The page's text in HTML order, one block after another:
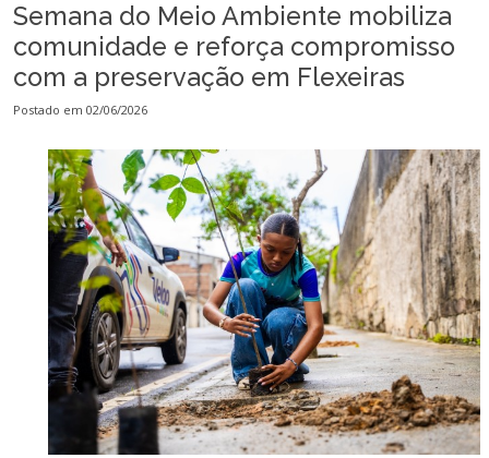
Semana do Meio Ambiente mobiliza
comunidade e reforça compromisso
com a preservação em Flexeiras
Postado em 02/06/2026